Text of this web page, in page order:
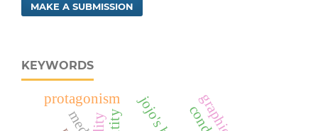
MAKE A SUBMISSION
KEYWORDS
protagonism